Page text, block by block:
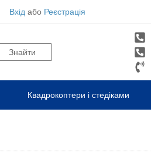
Вхід або Реєстрація
Квадрокоптери і стедіками